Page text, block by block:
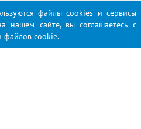
файлы cookies и сервисы
нашем сайте, вы соглашаетесь с
файлов cookie.